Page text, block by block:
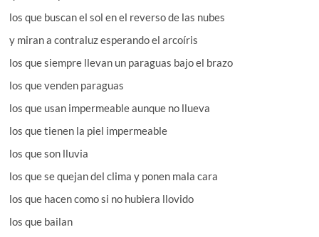
los que buscan el sol en el reverso de las nubes
y miran a contraluz esperando el arcoíris
los que siempre llevan un paraguas bajo el brazo
los que venden paraguas
los que usan impermeable aunque no llueva
los que tienen la piel impermeable
los que son lluvia
los que se quejan del clima y ponen mala cara
los que hacen como si no hubiera llovido
los que bailan